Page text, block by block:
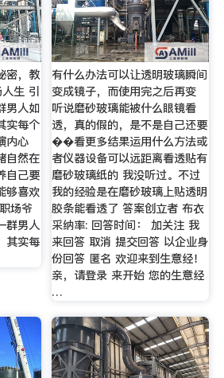
密，教
生 引
男人如
实每个
内心
自然在
自己要
够喜欢
场爷
群男人
其实每
有什么办法可以让透明玻璃瞬间
变成镜子，而使用完之后再变
听说磨砂玻璃能被什么眼镜看
透，真的假的，是不是自己还要
��看更多结果运用什么方法或
者仪器设备可以远距离看透贴有
磨砂玻璃纸的 我没听过。不过
我的经验是在磨砂玻璃上贴透明
胶条能看透了 答案创立者 布衣
采纳率: 回答时间： 加关注 我
来回答 取消 提交回答 以企业身
份回答 匿名 欢迎来到生意经！
亲，请登录 来开始 您的生意经
…